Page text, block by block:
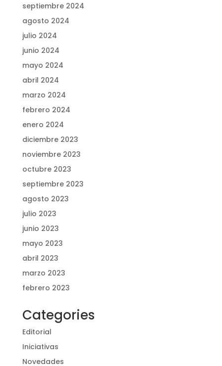
septiembre 2024
agosto 2024
julio 2024
junio 2024
mayo 2024
abril 2024
marzo 2024
febrero 2024
enero 2024
diciembre 2023
noviembre 2023
octubre 2023
septiembre 2023
agosto 2023
julio 2023
junio 2023
mayo 2023
abril 2023
marzo 2023
febrero 2023
Categories
Editorial
Iniciativas
Novedades